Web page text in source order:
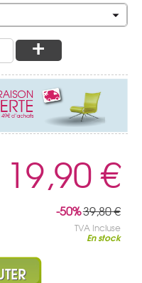
+
19,90 €
-50%39,80 €
TVA Incluse
En stock